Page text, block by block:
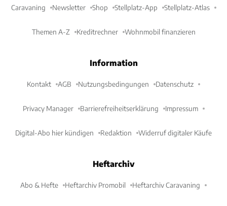
Caravaning Newsletter Shop Stellplatz-App Stellplatz-Atlas
Themen A-Z Kreditrechner Wohnmobil finanzieren
Information
Kontakt AGB Nutzungsbedingungen Datenschutz
Privacy Manager Barrierefreiheitserklärung Impressum
Digital-Abo hier kündigen Redaktion Widerruf digitaler Käufe
Heftarchiv
Abo & Hefte Heftarchiv Promobil Heftarchiv Caravaning